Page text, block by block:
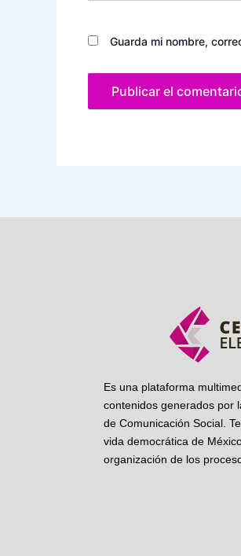
Guarda mi nombre,
Es una plataforma
contenidos generados por
de Comunicación Social.
vida democrática de
organización de los